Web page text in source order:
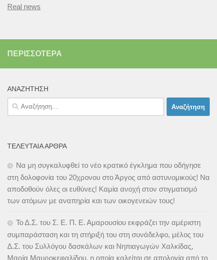
Real news
ΠΕΡΙΣΣΌΤΕΡΑ
ΑΝΑΖΉΤΗΣΗ
Αναζήτηση
για:
ΤΕΛΕΥΤΑΊΑ ΆΡΘΡΑ
Να μη συγκαλυφθεί το νέο κρατικό έγκλημα που οδήγησε
στη δολοφονία του 20χρονου στο Άργος από αστυνομικούς! Να
αποδοθούν όλες οι ευθύνες! Καμία ανοχή στον στιγματισμό
των ατόμων με αναπηρία και των οικογενειών τους!
Το Δ.Σ. του Σ. Ε. Π. Ε. Αμαρουσίου εκφράζει την αμέριστη
συμπαράσταση και τη στήριξή του στη συνάδελφο, μέλος του
Δ.Σ. του Συλλόγου δασκάλων και Νηπιαγωγών Χαλκίδας,
Μαρία Μαυροκεφαλίδου, η οποία καλείται σε απολογία από το